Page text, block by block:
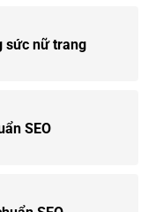
sức nữ trang
SEO